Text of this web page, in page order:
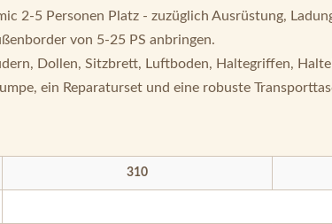
2-5 Personen Platz - zuzüglich Ausrüstung,
von 5-25 PS anbringen.
Dollen, Sitzbrett, Luftboden, Haltegriffen,
ein Reparaturset und eine robuste
310